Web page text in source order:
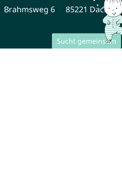
Sucht gemeinsam
Brahmsweg 6
85221 Dachau